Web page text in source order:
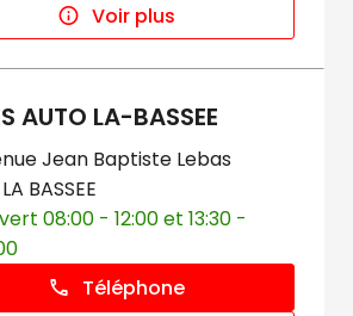
Voir plus
AUTO LA-BASSEE
Jean Baptiste Lebas
BASSEE
08:00 - 12:00 et 13:30 -
Téléphone